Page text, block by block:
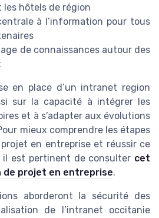
les hôtels de région
à l’information pour tous
de connaissances autour des
en place d’un intranet region
sur la capacité à intégrer les
et à s’adapter aux évolutions
mieux comprendre les étapes
en entreprise et réussir ce
il est pertinent de consulter cet
projet en entreprise.
aborderont la sécurité des
de l’intranet occitanie